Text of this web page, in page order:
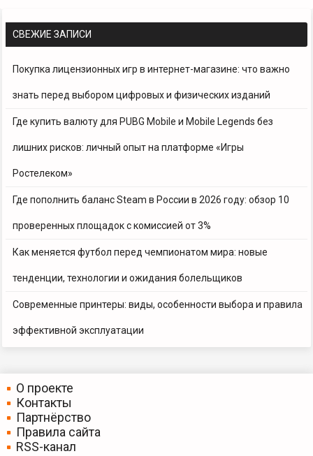
СВЕЖИЕ ЗАПИСИ
Покупка лицензионных игр в интернет-магазине: что важно
знать перед выбором цифровых и физических изданий
Где купить валюту для PUBG Mobile и Mobile Legends без
лишних рисков: личный опыт на платформе «Игры
Ростелеком»
Где пополнить баланс Steam в России в 2026 году: обзор 10
проверенных площадок с комиссией от 3%
Как меняется футбол перед чемпионатом мира: новые
тенденции, технологии и ожидания болельщиков
Современные принтеры: виды, особенности выбора и правила
эффективной эксплуатации
О проекте
Контакты
Партнёрство
Правила сайта
RSS-канал